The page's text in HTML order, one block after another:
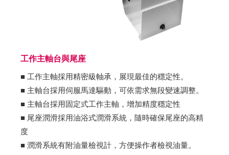
工作主軸台與尾座
■ 工作主軸採用精密級軸承，展現最佳的穩定性。
■ 主軸台採用伺服馬達驅動，可依需求無段變速調整。
■ 主軸台採用固定式工作主軸，增加精度穩定性
■ 尾座潤滑採用油浴式潤滑系統，隨時確保尾座的高精
度
■ 潤滑系統有附油量檢視計，方便操作者檢視油量。